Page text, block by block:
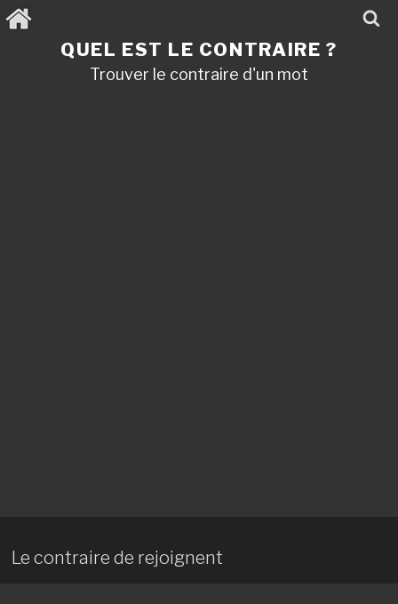
Aller
au
QUEL EST LE CONTRAIRE ?
Trouver le contraire d'un mot
Le contraire de rejoignent